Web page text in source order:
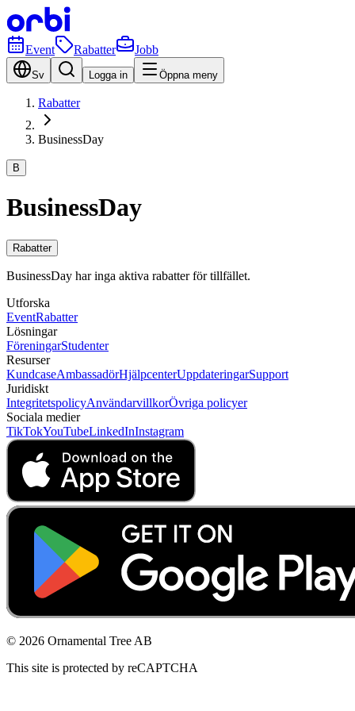
Event Rabatter Jobb
Sv Logga in Öppna meny
Rabatter
BusinessDay
B
BusinessDay
Rabatter
BusinessDay har inga aktiva rabatter för tillfället.
Utforska
EventRabatter
Lösningar
FöreningarStudenter
Resurser
KundcaseAmbassadörHjälpcenterUppdateringarSupport
Juridiskt
IntegritetspolicyAnvändarvillkorÖvriga policyer
Sociala medier
TikTokYouTubeLinkedInInstagram
© 2026 Ornamental Tree AB
This site is protected by reCAPTCHA